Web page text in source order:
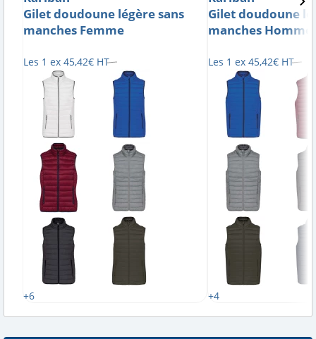
Gilet doudoune légère sans
manches Femme
Les 1 ex 45,42€ HT
+6
Gilet doudoune
manches Homme
Les 1 ex 45,42€ HT
+4